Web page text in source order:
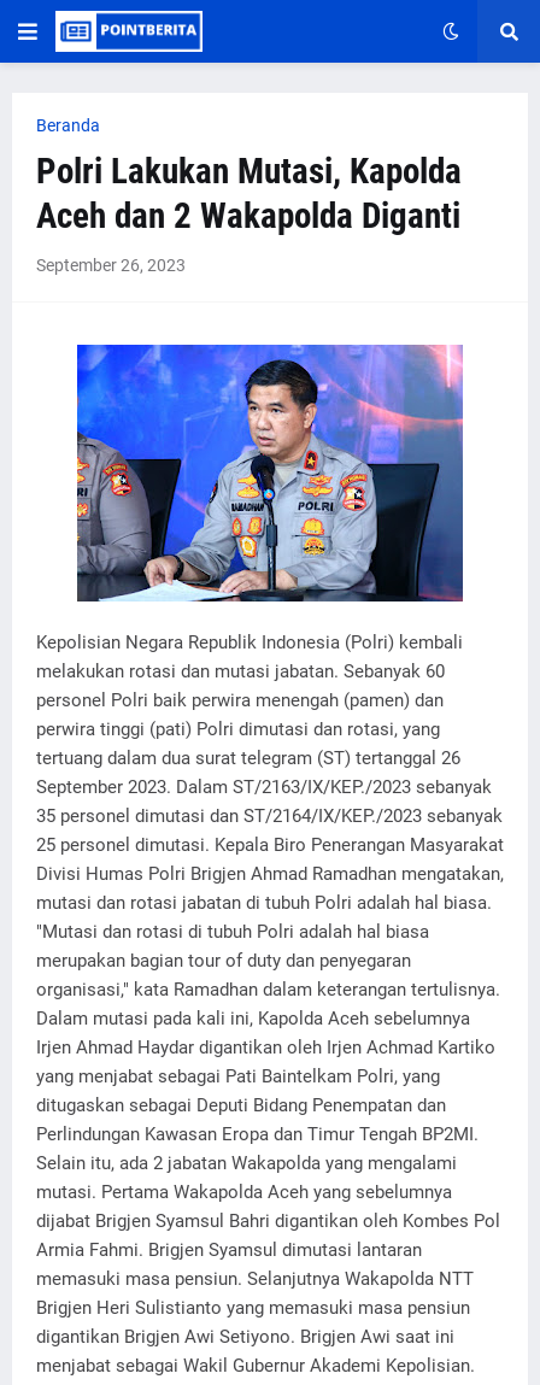
Beranda
Polri Lakukan Mutasi, Kapolda
Aceh dan 2 Wakapolda Diganti
September 26, 2023
Kepolisian Negara Republik Indonesia (Polri) kembali
melakukan rotasi dan mutasi jabatan. Sebanyak 60
personel Polri baik perwira menengah (pamen) dan
perwira tinggi (pati) Polri dimutasi dan rotasi, yang
tertuang dalam dua surat telegram (ST) tertanggal 26
September 2023. Dalam ST/2163/IX/KEP./2023 sebanyak
35 personel dimutasi dan ST/2164/IX/KEP./2023 sebanyak
25 personel dimutasi. Kepala Biro Penerangan Masyarakat
Divisi Humas Polri Brigjen Ahmad Ramadhan mengatakan,
mutasi dan rotasi jabatan di tubuh Polri adalah hal biasa.
"Mutasi dan rotasi di tubuh Polri adalah hal biasa
merupakan bagian tour of duty dan penyegaran
organisasi," kata Ramadhan dalam keterangan tertulisnya.
Dalam mutasi pada kali ini, Kapolda Aceh sebelumnya
Irjen Ahmad Haydar digantikan oleh Irjen Achmad Kartiko
yang menjabat sebagai Pati Baintelkam Polri, yang
ditugaskan sebagai Deputi Bidang Penempatan dan
Perlindungan Kawasan Eropa dan Timur Tengah BP2MI.
Selain itu, ada 2 jabatan Wakapolda yang mengalami
mutasi. Pertama Wakapolda Aceh yang sebelumnya
dijabat Brigjen Syamsul Bahri digantikan oleh Kombes Pol
Armia Fahmi. Brigjen Syamsul dimutasi lantaran
memasuki masa pensiun. Selanjutnya Wakapolda NTT
Brigjen Heri Sulistianto yang memasuki masa pensiun
digantikan Brigjen Awi Setiyono. Brigjen Awi saat ini
menjabat sebagai Wakil Gubernur Akademi Kepolisian.